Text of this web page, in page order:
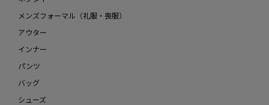
メンズフォーマル（礼服・喪服）
アウター
インナー
パンツ
バッグ
シューズ